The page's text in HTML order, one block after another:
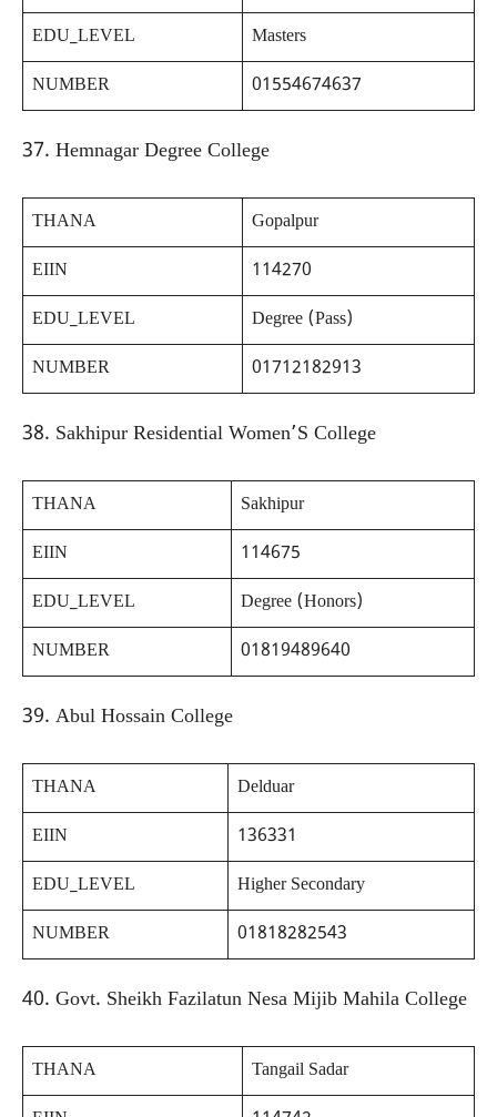
EDU_LEVEL
Masters
NUMBER
01554674637
37. Hemnagar Degree College
THANA
Gopalpur
EIIN
114270
EDU_LEVEL
Degree (Pass)
NUMBER
01712182913
38. Sakhipur Residential Women’S College
THANA
Sakhipur
EIIN
114675
EDU_LEVEL
Degree (Honors)
NUMBER
01819489640
39. Abul Hossain College
THANA
Delduar
EIIN
136331
EDU_LEVEL
Higher Secondary
NUMBER
01818282543
40. Govt. Sheikh Fazilatun Nesa Mijib Mahila College
THANA
Tangail Sadar